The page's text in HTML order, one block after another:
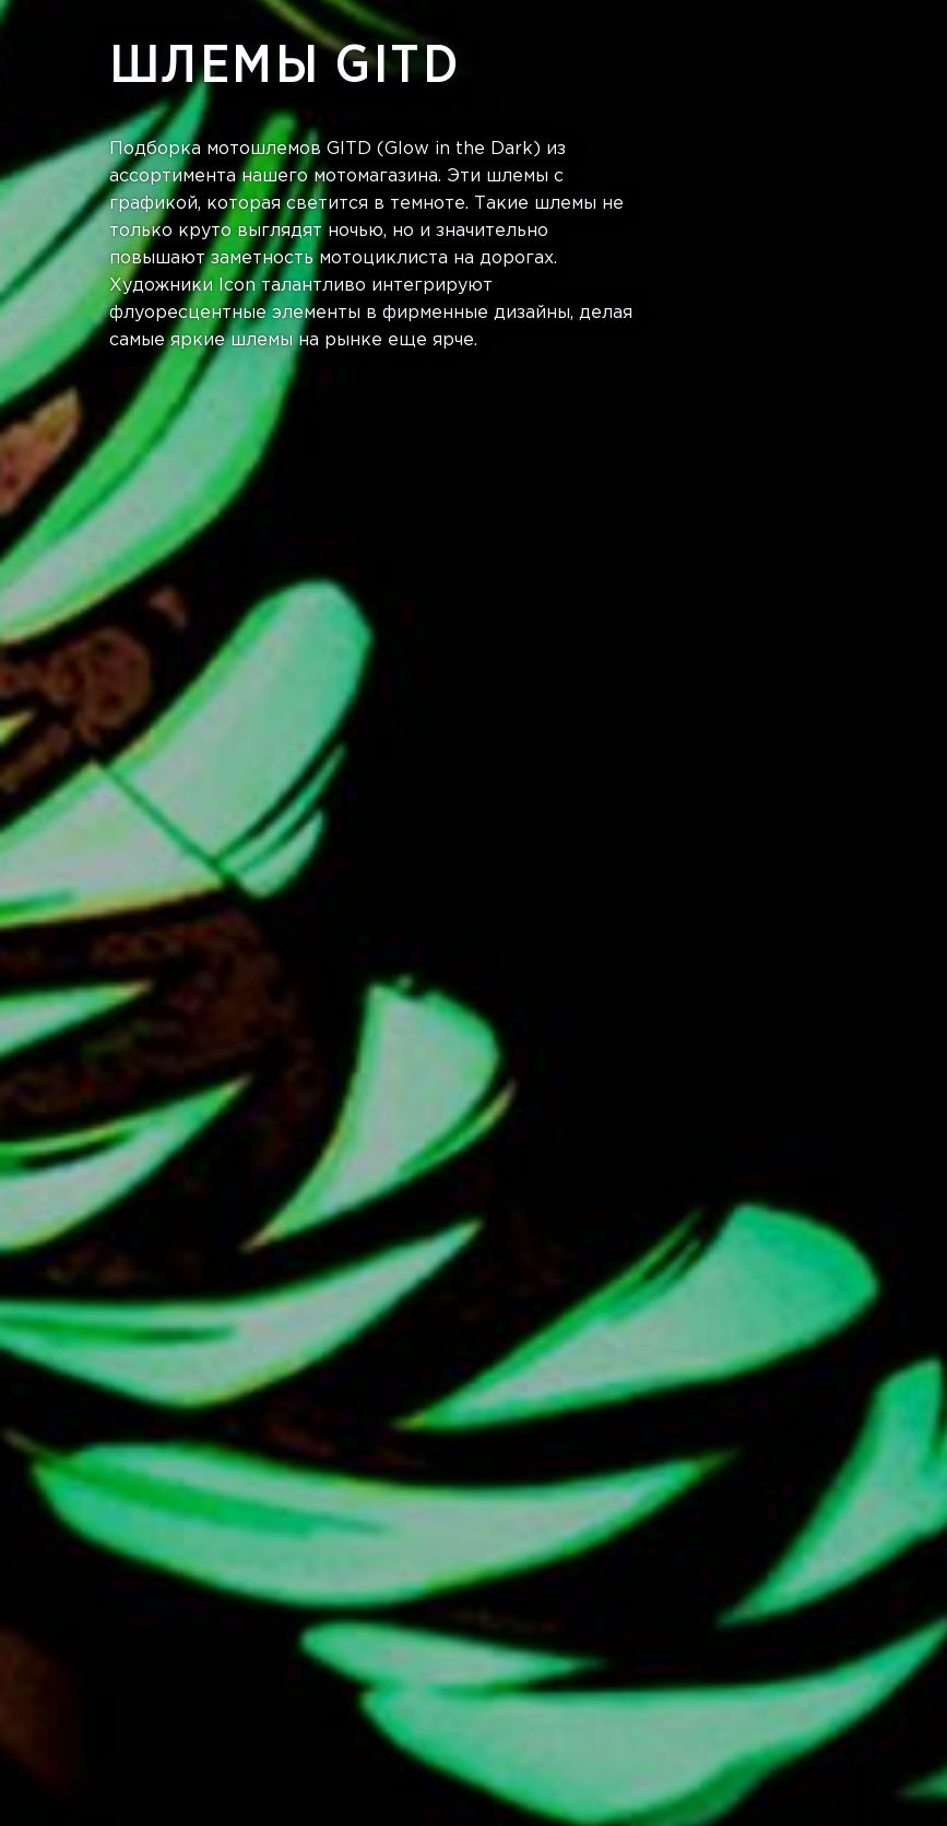
ШЛЕМЫ GITD
Подборка мотошлемов GITD (Glow in the Dark) из
ассортимента нашего мотомагазина. Эти шлемы c
графикой, которая светится в темноте. Такие шлемы не
только круто выглядят ночью, но и значительно
повышают заметность мотоциклиста на дорогах.
Художники Icon талантливо интегрируют
флуоресцентные элементы в фирменные дизайны, делая
самые яркие шлемы на рынке еще ярче.